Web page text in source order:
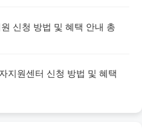
신청 방법 및 혜택 안내 총
지원센터 신청 방법 및 혜택